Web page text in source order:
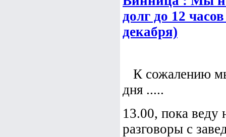
долг до 12
декабря)
К сожалению
дня .....
13.00, пока веду
разговоры с